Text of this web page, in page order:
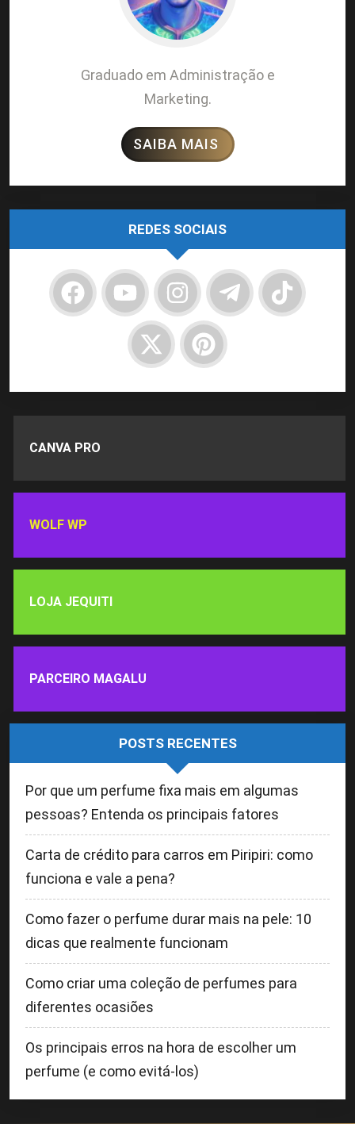
Graduado em Administração e
Marketing.
SAIBA MAIS
REDES SOCIAIS
CANVA PRO
WOLF WP
LOJA JEQUITI
PARCEIRO MAGALU
POSTS RECENTES
Por que um perfume fixa mais em algumas
pessoas? Entenda os principais fatores
Carta de crédito para carros em Piripiri: como
funciona e vale a pena?
Como fazer o perfume durar mais na pele: 10
dicas que realmente funcionam
Como criar uma coleção de perfumes para
diferentes ocasiões
Os principais erros na hora de escolher um
perfume (e como evitá-los)